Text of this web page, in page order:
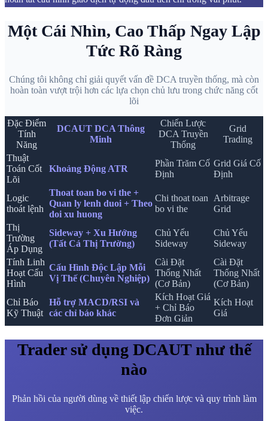
Một Cái Nhìn, Cao Thấp Ngay Lập
Tức Rõ Ràng
Chúng tôi không chỉ giải quyết vấn đề DCA truyền thống, mà còn
hoàn toàn vượt trội hơn các lựa chọn chủ lưu trong chức năng cốt
lõi
Đặc Điểm
Tính
Năng
DCAUT DCA Thông
Minh
Chiến Lược
DCA Truyền
Thống
Grid
Trading
Thuật
Toán Cốt
Lõi
Khoảng Động ATR
Phần Trăm Cố
Định
Grid Giá Cố
Định
Logic
thoát lệnh
Thoat toan bo vi the +
Quan ly lenh duoi + Theo
doi xu huong
Chi thoat toan
bo vi the
Arbitrage
Grid
Thị
Trường
Áp Dụng
Sideway + Xu Hướng
(Tất Cả Thị Trường)
Chủ Yếu
Sideway
Chủ Yếu
Sideway
Tính Linh
Hoạt Cấu
Hình
Cấu Hình Độc Lập Mỗi
Vị Thế (Chuyên Nghiệp)
Cài Đặt
Thống Nhất
(Cơ Bản)
Cài Đặt
Thống Nhất
(Cơ Bản)
Chỉ Báo
Kỹ Thuật
Hỗ trợ MACD/RSI và
các chỉ báo khác
Kích Hoạt Giá
+ Chỉ Báo
Đơn Giản
Kích Hoạt
Giá
Trader sử dụng DCAUT như thế
nào
Phản hồi của người dùng về thiết lập chiến lược và quy trình làm
việc.